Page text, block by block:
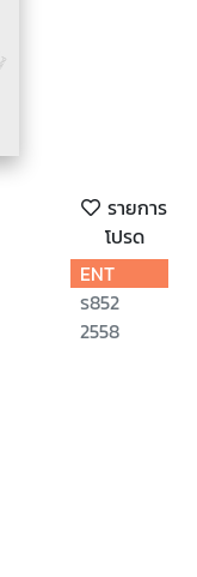
รายการ
โปรด
ENT
ร852
2558